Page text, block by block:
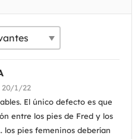
1/22
El único defecto es que
entre los pies de Fred y los
los pies femeninos deberían